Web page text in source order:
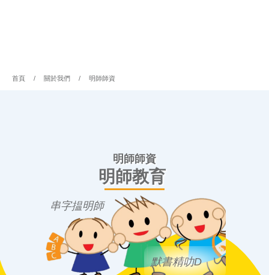
首頁 / 關於我們 / 明師師資
明師師資
明師教育
串字揾明師
默書精叻D